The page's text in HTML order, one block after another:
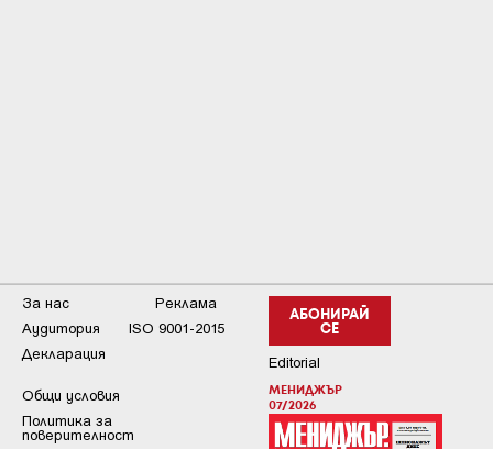
АБОНИРАЙ
СЕ
Editorial
МЕНИДЖЪР
07/2026
За нас
Реклама
Аудитория
ISO 9001-2015
Декларация
Общи условия
Пoлитикa зa
пoвepитeлнocт